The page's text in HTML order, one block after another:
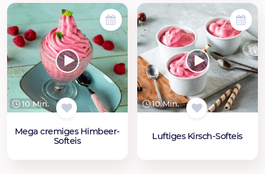
10 Min.
Mega cremiges Himbeer-
Softeis
10 Min.
Luftiges Kirsch-Softeis